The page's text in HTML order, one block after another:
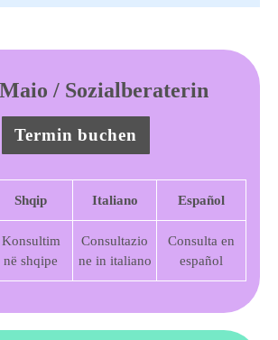
/ Sozialberaterin
Termin buchen
Shqip Italiano Español
Konsultim
në shqipe
Consultazio
ne in italiano
Consulta en
español